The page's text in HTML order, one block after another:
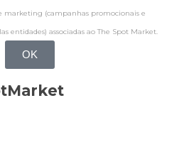
marketing (campanhas promocionais e
entidades) associadas ao The Spot Market.
OK